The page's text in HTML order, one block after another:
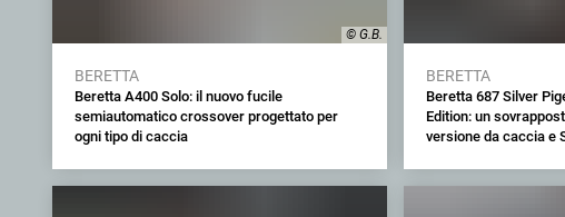
© G.B.
BERETTA
Beretta A400 Solo: il nuovo fucile
semiautomatico crossover progettato per
ogni tipo di caccia
BERETTA
Beretta 687 Silver
Edition: un
versione da caccia e